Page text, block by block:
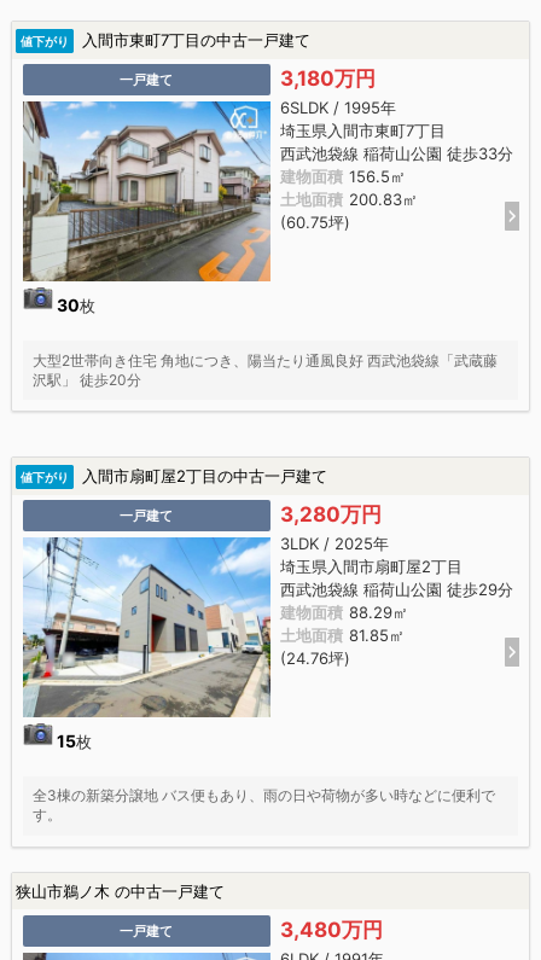
値下がり 入間市東町7丁目の中古一戸建て
一戸建て
30枚
3,180万円
6SLDK / 1995年
埼玉県入間市東町7丁目
西武池袋線 稲荷山公園 徒歩33分
建物面積 156.5㎡
土地面積 200.83㎡
(60.75坪)
大型2世帯向き住宅 角地につき、陽当たり通風良好 西武池袋線「武蔵藤
沢駅」 徒歩20分
値下がり 入間市扇町屋2丁目の中古一戸建て
一戸建て
15枚
3,280万円
3LDK / 2025年
埼玉県入間市扇町屋2丁目
西武池袋線 稲荷山公園 徒歩29分
建物面積 88.29㎡
土地面積 81.85㎡
(24.76坪)
全3棟の新築分譲地 バス便もあり、雨の日や荷物が多い時などに便利で
す。
狭山市鵜ノ木 の中古一戸建て
一戸建て 3,480万円